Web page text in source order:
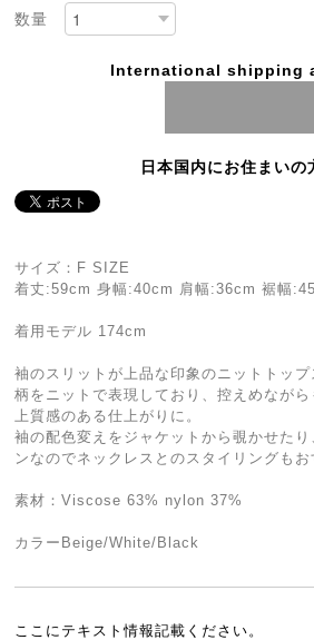
数量
International shipping
日本国内にお住まいの
サイズ：F SIZE
着丈:59cm 身幅:40cm 肩幅:36cm 裾幅
着用モデル 174cm
袖のスリットが上品な印象のニットトッ
柄をニットで表現しており、控えめなが
上質感のある仕上がりに。
袖の配色変えをジャケットから覗かせた
ンなのでネックレスとのスタイリングもお
素材：Viscose 63% nylon 37%
カラーBeige/White/Black
ここにテキスト情報記載ください。